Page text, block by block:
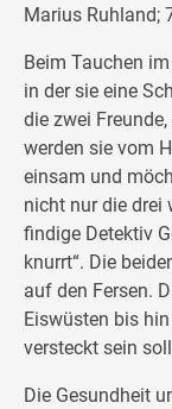
Marius Ruhland;
Beim Tauchen
in der sie eine
die zwei
werden sie vom
einsam und
nicht nur die drei
findige Detektiv
knurrt“. Die
auf den Fersen.
Eiswüsten bis
versteckt sein
Die Gesundheit